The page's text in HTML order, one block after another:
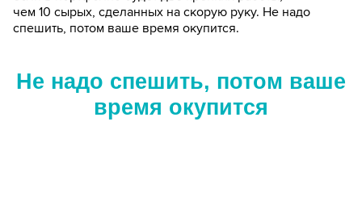
чем 10 сырых, сделанных на скорую руку. Не надо
спешить, потом ваше время окупится.
Не надо спешить, потом ваше
время окупится